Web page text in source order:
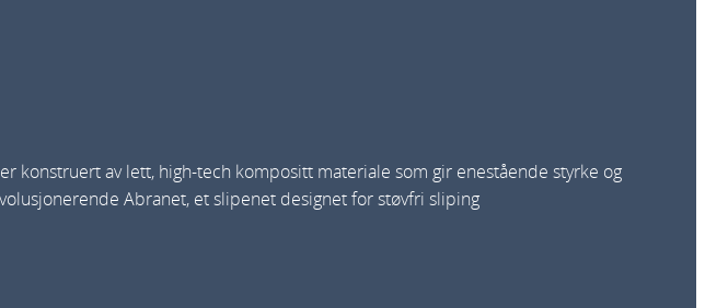
av lett, high-tech kompositt materiale som gir enestående styrke og
Abranet, et slipenet designet for støvfri sliping